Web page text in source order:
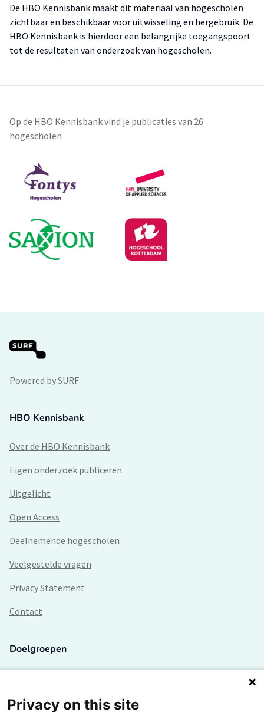
De HBO Kennisbank maakt dit materiaal van hogescholen
zichtbaar en beschikbaar voor uitwisseling en hergebruik. De
HBO Kennisbank is hierdoor een belangrijke toegangspoort
tot de resultaten van onderzoek van hogescholen.
Op de HBO Kennisbank vind je publicaties van 26
hogescholen
Powered by SURF
HBO Kennisbank
Over de HBO Kennisbank
Eigen onderzoek publiceren
Uitgelicht
Open Access
Deelnemende hogescholen
Veelgestelde vragen
Privacy Statement
Contact
Doelgroepen
Lectoren en onderzoekers
Privacy on this site